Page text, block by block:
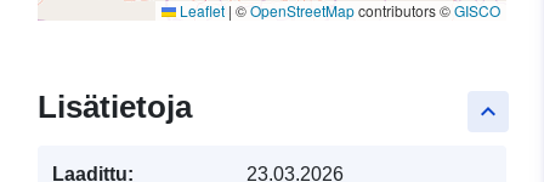
Leaflet | ©OpenStreetMapcontributors ©GISCO
keyboard_arrow_up
Lisätietoja
Laadittu: 23.03.2026